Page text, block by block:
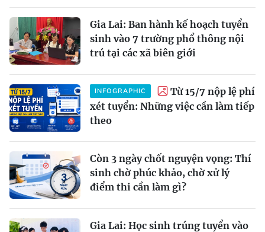
Gia Lai: Ban hành kế hoạch tuyển
sinh vào 7 trường phổ thông nội
trú tại các xã biên giới
INFOGRAPHIC
Từ 15/7 nộp lệ phí
xét tuyển: Những việc cần làm tiếp
theo
Còn 3 ngày chốt nguyện vọng: Thí
sinh chờ phúc khảo, chờ xử lý
điểm thi cần làm gì?
Gia Lai: Học sinh trúng tuyển vào